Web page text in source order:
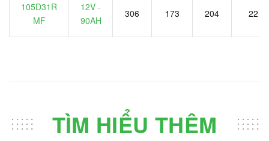
105D31R
MF
12V -
90AH
306 173 204 22
TÌM HIỂU THÊM